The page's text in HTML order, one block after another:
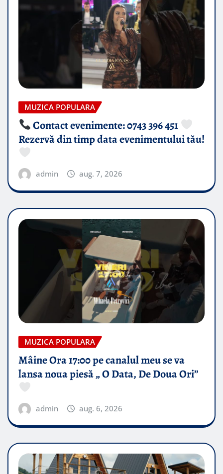
MUZICA POPULARA
Contact evenimente: 0743 396 451
Rezervă din timp data evenimentului tău!
admin aug. 7, 2026
MUZICA POPULARA
Mâine Ora 17:00 pe canalul meu se va
lansa noua piesă „ O Data, De Doua Ori”
admin aug. 6, 2026